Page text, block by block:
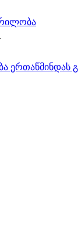
ერთაწმინდას